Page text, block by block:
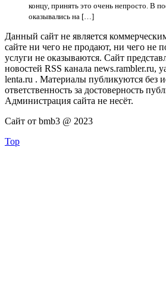
концу, принять это очень непросто. В
оказывались на […]
Данный сайт не является
сайте ни чего не продают, ни чего не
услуги не оказываются. Сайт
новостей RSS канала news.rambler.ru,
lenta.ru . Материалы публикуются без
ответственность за достоверность
Администрация сайта не несёт.
Сайт от bmb3 @ 2023
Top